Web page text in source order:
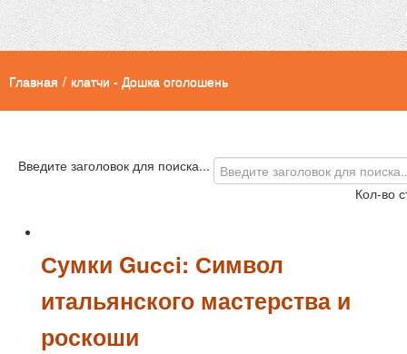
Главная / клатчи - Дошка оголошень
Введите заголовок для поиска...
Кол-во
Сумки Gucci: Символ
итальянского мастерства и
роскоши